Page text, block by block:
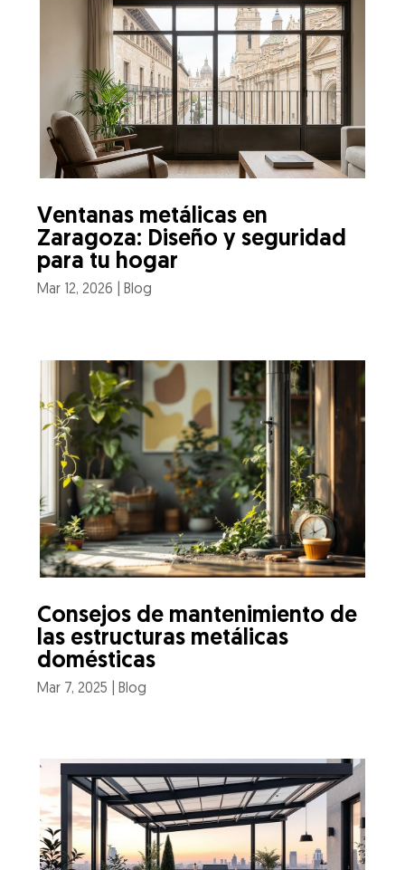
Ventanas metálicas en
Zaragoza: Diseño y seguridad
para tu hogar
Mar 12, 2026 |Blog
Consejos de mantenimiento de
las estructuras metálicas
domésticas
Mar 7, 2025 Blog